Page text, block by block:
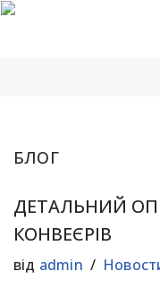
БЛОГ
ДЕТАЛЬНИЙ
КОНВЕЄРІВ
від admin